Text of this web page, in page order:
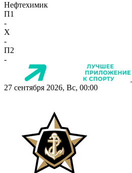
Нефтехимик
П1
-
X
-
П2
-
27 сентября 2026, Вс, 00:00